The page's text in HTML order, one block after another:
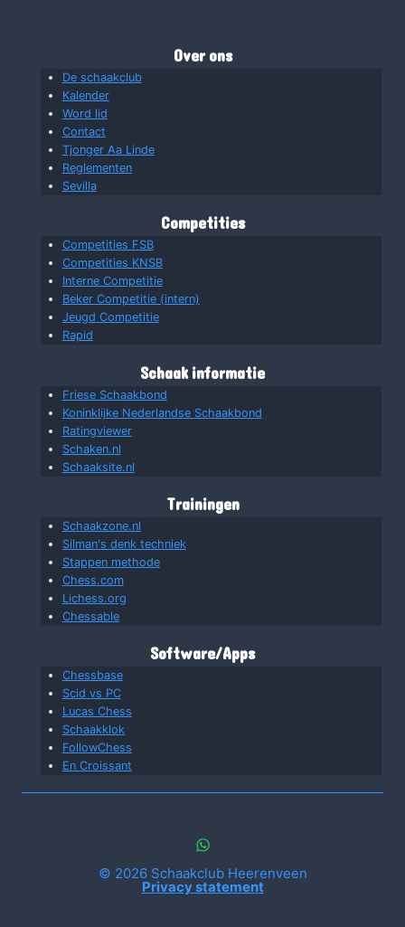
Over ons
De schaakclub
Kalender
Word lid
Contact
Tjonger Aa Linde
Reglementen
Sevilla
Competities
Competities FSB
Competities KNSB
Interne Competitie
Beker Competitie (intern)
Jeugd Competitie
Rapid
Schaak informatie
Friese Schaakbond
Koninklijke Nederlandse Schaakbond
Ratingviewer
Schaken.nl
Schaaksite.nl
Trainingen
Schaakzone.nl
Silman's denk techniek
Stappen methode
Chess.com
Lichess.org
Chessable
Software/Apps
Chessbase
Scid vs PC
Lucas Chess
Schaakklok
FollowChess
En Croissant
© 2026 Schaakclub Heerenveen
Privacy statement